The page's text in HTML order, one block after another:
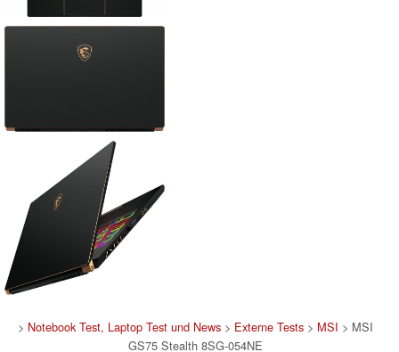
> Notebook Test, Laptop Test und News> Externe Tests> MSI > MSI
GS75 Stealth 8SG-054NE